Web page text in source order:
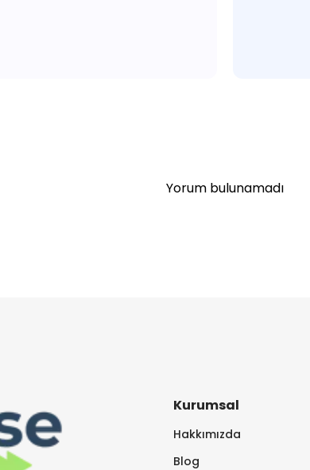
Yorum bulunamadı
Kurumsal
Hakkımızda
Blog